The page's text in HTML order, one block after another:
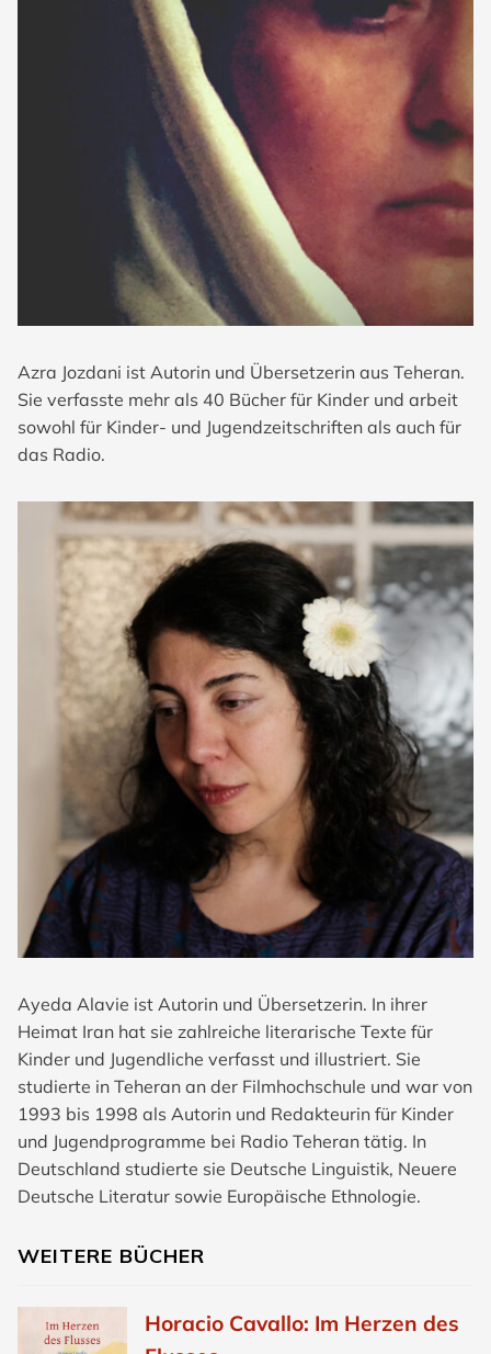
Azra Jozdani ist Autorin und Übersetzerin aus Teheran.
Sie verfasste mehr als 40 Bücher für Kinder und arbeit
sowohl für Kinder- und Jugendzeitschriften als auch für
das Radio.
Ayeda Alavie ist Autorin und Übersetzerin. In ihrer
Heimat Iran hat sie zahlreiche literarische Texte für
Kinder und Jugendliche verfasst und illustriert. Sie
studierte in Teheran an der Filmhochschule und war von
1993 bis 1998 als Autorin und Redakteurin für Kinder
und Jugendprogramme bei Radio Teheran tätig. In
Deutschland studierte sie Deutsche Linguistik, Neuere
Deutsche Literatur sowie Europäische Ethnologie.
WEITERE BÜCHER
Horacio Cavallo: Im Herzen des